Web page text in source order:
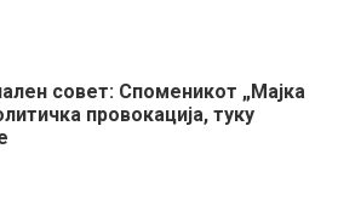
совет: Споменикот „Мајка
провокација, туку